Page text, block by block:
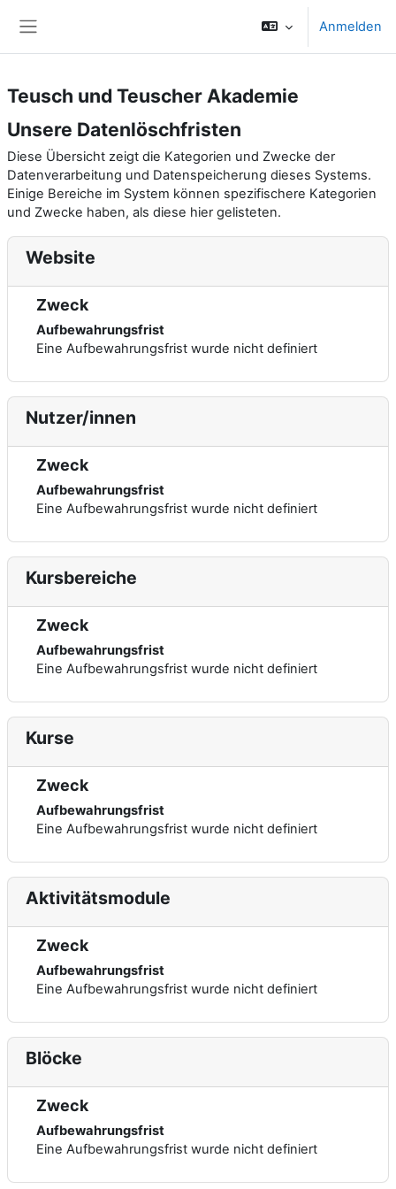
Anmelden
Teusch und Teuscher Akademie
Unsere Datenlöschfristen
Diese Übersicht zeigt die Kategorien und Zwecke der
Datenverarbeitung und Datenspeicherung dieses Systems.
Einige Bereiche im System können spezifischere Kategorien
und Zwecke haben, als diese hier gelisteten.
Website
Zweck
Aufbewahrungsfrist
Eine Aufbewahrungsfrist wurde nicht definiert
Nutzer/innen
Zweck
Aufbewahrungsfrist
Eine Aufbewahrungsfrist wurde nicht definiert
Kursbereiche
Zweck
Aufbewahrungsfrist
Eine Aufbewahrungsfrist wurde nicht definiert
Kurse
Zweck
Aufbewahrungsfrist
Eine Aufbewahrungsfrist wurde nicht definiert
Aktivitätsmodule
Zweck
Aufbewahrungsfrist
Eine Aufbewahrungsfrist wurde nicht definiert
Blöcke
Zweck
Aufbewahrungsfrist
Eine Aufbewahrungsfrist wurde nicht definiert